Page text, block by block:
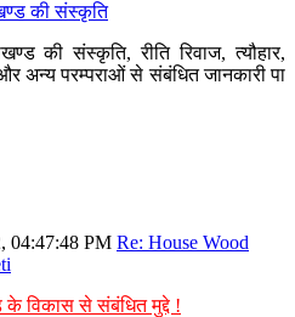
की संस्कृति
की संस्कृति, रीति रिवाज, त्यौहार,
अन्य परम्पराओं से संबंधित जानकारी पा
04:47:48 PM Re: House Wood
के विकास से संबंधित मुद्दे !